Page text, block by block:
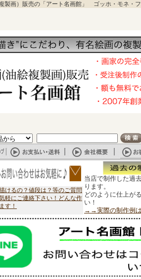
製画）販売の「アート名画館」 ゴッホ・モネ・
けるの？値段は？等のご質問
軽にご連絡下さい！どんな作
す！
当店で制作した過
ります。
どのように仕上が
い！
→→実際の制作例